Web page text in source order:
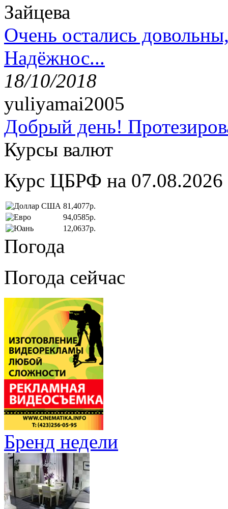
Зайцева
Очень остались
Надёжнос...
18/10/2018
yuliyamai2005
Добрый день!
Курсы валют
Курс ЦБРФ на 07.08.2026
81,4077р.
94,0585р.
12,0637р.
Погода
Погода сейчас
Бренд недели